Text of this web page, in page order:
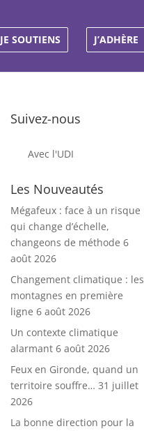
JE SOUTIENS J’ADHÈRE
Suivez-nous
Avec l'UDI
Les Nouveautés
Mégafeux : face à un risque
qui change d’échelle,
changeons de méthode 6
août 2026
Changement climatique : les
montagnes en première
ligne 6 août 2026
Un contexte climatique
alarmant 6 août 2026
Feux en Gironde, quand un
territoire souffre… 31 juillet
2026
La bonne direction pour la